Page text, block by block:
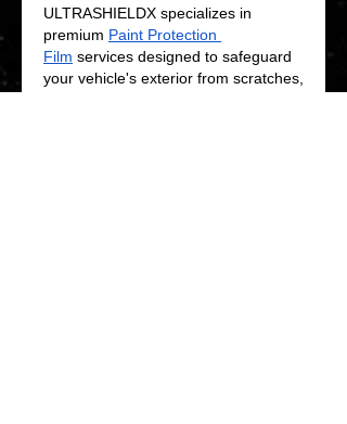
ULTRASHIELDX specializes in
premium Paint Protection
Film services designed to safeguard
your vehicle's exterior from scratches,